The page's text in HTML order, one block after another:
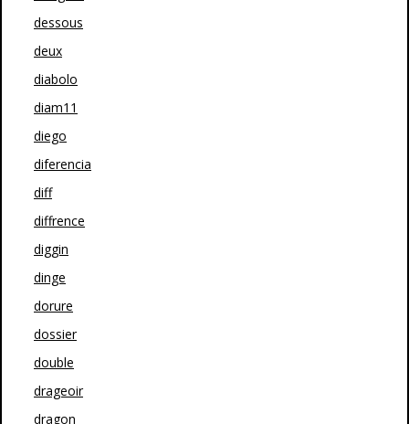
dessous
deux
diabolo
diam11
diego
diferencia
diff
diffrence
diggin
dinge
dorure
dossier
double
drageoir
dragon